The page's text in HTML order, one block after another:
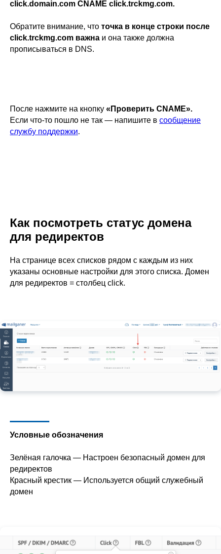
click.domain.com CNAME click.trckmg.com.
Обратите внимание, что точка в конце строки после
click.trckmg.com важна и она также должна
прописываться в DNS.
После нажмите на кнопку «Проверить CNAME».
Если что-то пошло не так — напишите в сообщение
службу поддержки.
Как посмотреть статус домена
для редиректов
На странице всех списков рядом с каждым из них
указаны основные настройки для этого списка. Домен
для редиректов = столбец click.
Условные обозначения
Зелёная галочка — Настроен безопасный домен для
редиректов
Красный крестик — Используется общий служебный
домен